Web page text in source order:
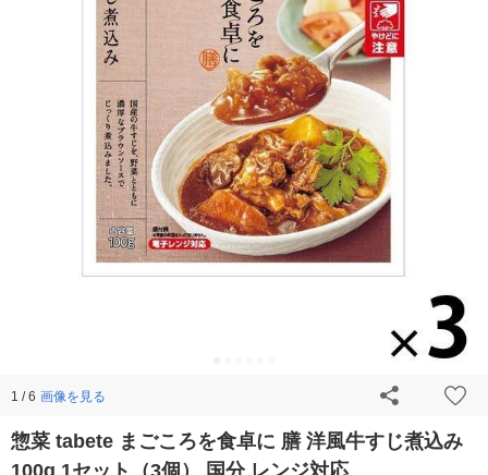
1 / 6 画像を見る
惣菜 tabete まごころを食卓に 膳 洋風牛すじ煮込み